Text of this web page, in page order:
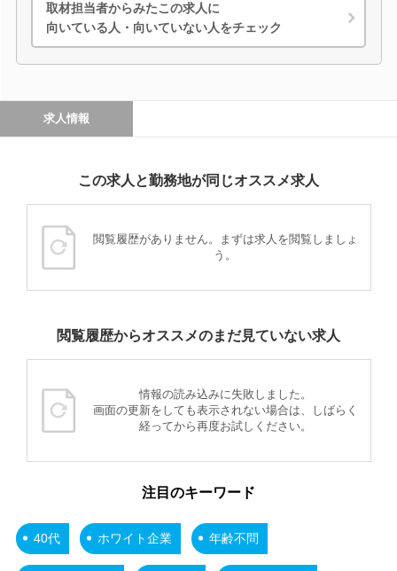
取材担当者からみたこの求人に
向いている人・向いていない人をチェック
求人情報
この求人と勤務地が同じオススメ求人
閲覧履歴がありません。まずは求人を閲覧しましょ
う。
閲覧履歴からオススメのまだ見ていない求人
情報の読み込みに失敗しました。
画面の更新をしても表示されない場合は、しばらく
経ってから再度お試しください。
注目のキーワード
40代 ホワイト企業 年齢不問